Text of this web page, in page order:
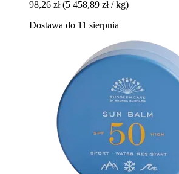
98,26 zł (5 458,89 zł / kg)
Dostawa do 11 sierpnia